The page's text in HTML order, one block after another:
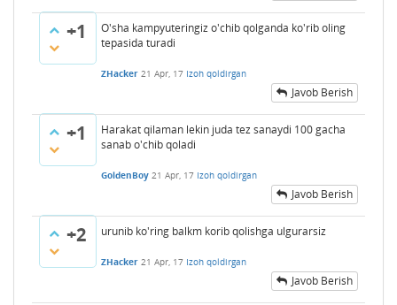
+1
O'sha kampyuteringiz o'chib qolganda ko'rib oling
tepasida turadi
ZHacker 21 Apr, 17 Izoh qoldirgan
Javob Berish
+1
Harakat qilaman lekin juda tez sanaydi 100 gacha
sanab o'chib qoladi
GoldenBoy 21 Apr, 17 Izoh qoldirgan
Javob Berish
+2 urunib ko'ring balkm korib qolishga ulgurarsiz
ZHacker 21 Apr, 17 Izoh qoldirgan
Javob Berish